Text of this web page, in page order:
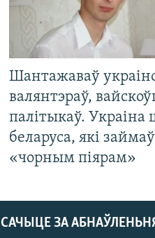
Шантажаваў
валянтэраў,
палітыкаў. Украіна
беларуса, які
«чорным піярам»
САЧЫЦЕ ЗА